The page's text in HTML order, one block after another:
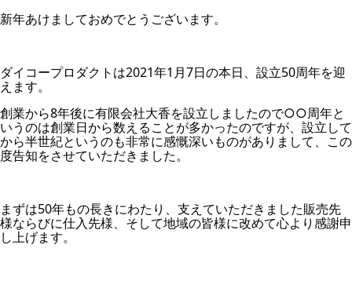
新年あけましておめでとうございます。
ダイコープロダクトは2021年1月7日の本日、設立50周年を迎
えます。
創業から8年後に有限会社大香を設立しましたので○○周年と
いうのは創業日から数えることが多かったのですが、設立して
から半世紀というのも非常に感慨深いものがありまして、この
度告知をさせていただきました。
まずは50年もの長きにわたり、支えていただきました販売先
様ならびに仕入先様、そして地域の皆様に改めて心より感謝申
し上げます。